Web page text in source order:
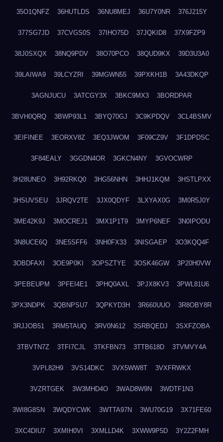
35O1QNFZ 36HUTLDS 36NU8MEJ 36U7Y0NR 376J215Y
377SG7JD 37CVGS0S 37IHO75D 37JQKID8 37X9FZP9
38J0SXQX 38NQ9PDV 38O70PCO 38QUD9KX 39D3U3A0
39LAIWA9 39LCYZRI 39MGWN55 39PXKH1B 3A43DKQP
3AGNJUCU 3ATCGY3X 3BKC9MX3 3BORDPAR
3BVH0QRQ 3BWP93L1 3BYQ70GJ 3C9KPDQV 3CL4BSMV
3EIFINEE 3EORXV8Z 3EQ3JWOM 3F09CZ9V 3F1DPDSC
3F84EALY 3GGDN4OR 3GKCN4NY 3GVOCWRP
3H28UNEO 3H92RKQ0 3HG56NHN 3HHJ1KQM 3HSTLPXX
3HSUVSEU 3JRQV2TE 3JX0QDYF 3LXYAX0G 3M0R5J0Y
3ME42K9J 3MOCREJ1 3MX1P1T9 3MYP6NEF 3N0IPODU
3N8UCE6Q 3NE5SFF6 3NH0FX33 3NISGAEP 3O3KQQ4F
3OBDFAXI 3OE9P0KI 3OPSZTYE 3OSK46GW 3P20H0VW
3PEBEUPM 3PFEI4E1 3PHQ0AXL 3PJX8KV3 3PWL81U6
3PX3NDPK 3QBNPSU7 3QPKYD3H 3R660UUO 3R8OBY8R
3RJJOB51 3RM5TAUQ 3RV0N612 3SRBQEDJ 3SXFZOBA
3TBVTN7Z 3TFI7CJL 3TKFBN73 3TTB618D 3TVMVY4A
3VPL82H9 3VS14DKC 3VX5WW8T 3VXFRWKX
3VZRTGEK 3W3MHD4O 3WAD8W9N 3WDTF1N3
3WI8G8SN 3WQDYCWK 3WTTA97N 3WU70G19 3X71FE60
3XC4DIU7 3XMIH0VI 3XMLLD4K 3XWW9P5D 3Y2Z2FMH